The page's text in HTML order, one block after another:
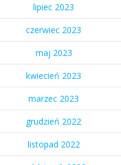
lipiec 2023
czerwiec 2023
maj 2023
kwiecień 2023
marzec 2023
grudzień 2022
listopad 2022